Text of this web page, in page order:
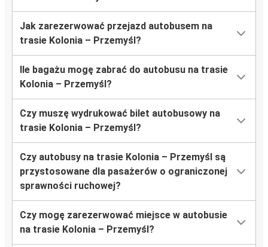
Jak zarezerwować przejazd autobusem na
trasie Kolonia – Przemyśl?
Ile bagażu mogę zabrać do autobusu na trasie
Kolonia – Przemyśl?
Czy muszę wydrukować bilet autobusowy na
trasie Kolonia – Przemyśl?
Czy autobusy na trasie Kolonia – Przemyśl są
przystosowane dla pasażerów o ograniczonej
sprawności ruchowej?
Czy mogę zarezerwować miejsce w autobusie
na trasie Kolonia – Przemyśl?